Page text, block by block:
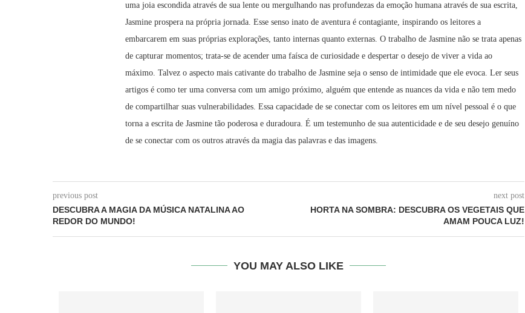
uma joia escondida através de sua lente ou mergulhando nas profundezas da emoção humana através de sua escrita,
Jasmine prospera na própria jornada. Esse senso inato de aventura é contagiante, inspirando os leitores a
embarcarem em suas próprias explorações, tanto internas quanto externas. O trabalho de Jasmine não se trata apenas
de capturar momentos; trata-se de acender uma faísca de curiosidade e despertar o desejo de viver a vida ao
máximo. Talvez o aspecto mais cativante do trabalho de Jasmine seja o senso de intimidade que ele evoca. Ler seus
artigos é como ter uma conversa com um amigo próximo, alguém que entende as nuances da vida e não tem medo
de compartilhar suas vulnerabilidades. Essa capacidade de se conectar com os leitores em um nível pessoal é o que
torna a escrita de Jasmine tão poderosa e duradoura. É um testemunho de sua autenticidade e de seu desejo genuíno
de se conectar com os outros através da magia das palavras e das imagens.
previous post
DESCUBRA A MAGIA DA MÚSICA NATALINA AO
REDOR DO MUNDO!
next post
HORTA NA SOMBRA: DESCUBRA OS VEGETAIS QUE
AMAM POUCA LUZ!
YOU MAY ALSO LIKE